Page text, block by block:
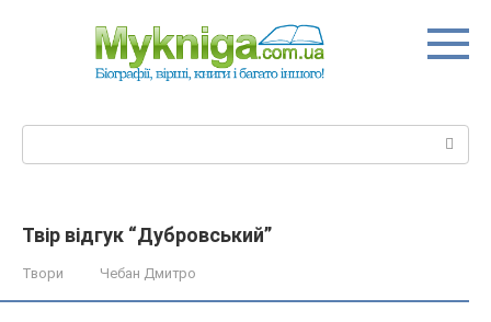
Твір відгук “Дубровський”
Твори Чебан Дмитро